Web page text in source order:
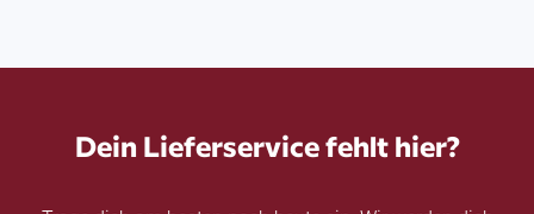
Dein Lieferservice fehlt hier?